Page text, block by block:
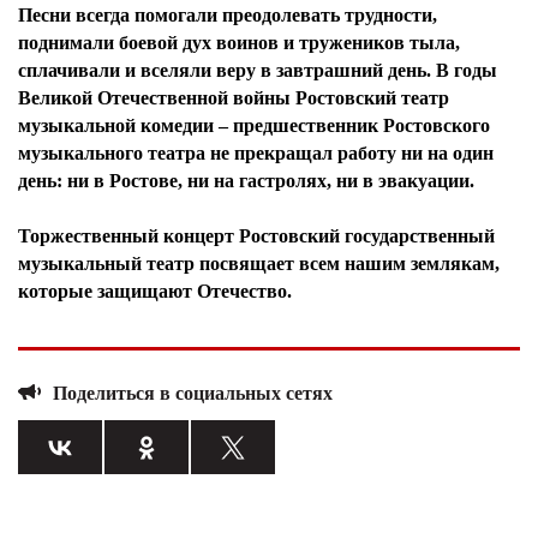
Песни всегда помогали преодолевать трудности,
поднимали боевой дух воинов и тружеников тыла,
сплачивали и вселяли веру в завтрашний день. В годы
Великой Отечественной войны Ростовский театр
музыкальной комедии – предшественник Ростовского
музыкального театра не прекращал работу ни на один
день: ни в Ростове, ни на гастролях, ни в эвакуации.
Торжественный концерт Ростовский государственный
музыкальный театр посвящает всем нашим землякам,
которые защищают Отечество.
Поделиться в социальных сетях